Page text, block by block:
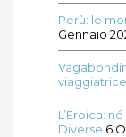
Perù: le
Gennaio
viaggiatrice
L’Eroica:
Diverse 6